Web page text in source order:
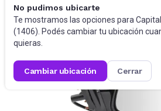
No pudimos ubicarte
Te mostramos las opciones para
(1406). Podés cambiar tu ubicación
quieras.
cambiar ubicación cerrar
Accesorios para autos y motos